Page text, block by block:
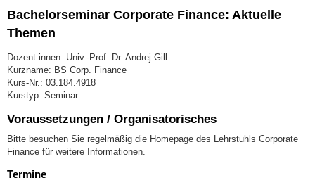
Bachelorseminar Corporate Finance: Aktuelle
Themen
Dozent:innen: Univ.-Prof. Dr. Andrej Gill
Kurzname: BS Corp. Finance
Kurs-Nr.: 03.184.4918
Kurstyp: Seminar
Voraussetzungen / Organisatorisches
Bitte besuchen Sie regelmäßig die Homepage des Lehrstuhls Corporate
Finance für weitere Informationen.
Termine